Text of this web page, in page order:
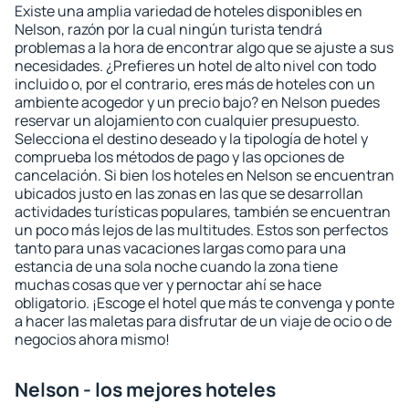
Existe una amplia variedad de hoteles disponibles en
Nelson, razón por la cual ningún turista tendrá
problemas a la hora de encontrar algo que se ajuste a sus
necesidades. ¿Prefieres un hotel de alto nivel con todo
incluido o, por el contrario, eres más de hoteles con un
ambiente acogedor y un precio bajo? en Nelson puedes
reservar un alojamiento con cualquier presupuesto.
Selecciona el destino deseado y la tipología de hotel y
comprueba los métodos de pago y las opciones de
cancelación. Si bien los hoteles en Nelson se encuentran
ubicados justo en las zonas en las que se desarrollan
actividades turísticas populares, también se encuentran
un poco más lejos de las multitudes. Estos son perfectos
tanto para unas vacaciones largas como para una
estancia de una sola noche cuando la zona tiene
muchas cosas que ver y pernoctar ahí se hace
obligatorio. ¡Escoge el hotel que más te convenga y ponte
a hacer las maletas para disfrutar de un viaje de ocio o de
negocios ahora mismo!
Nelson - los mejores hoteles